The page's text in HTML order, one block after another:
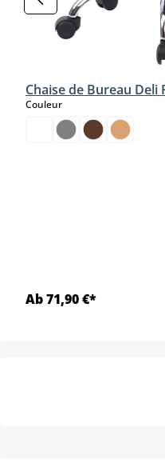
Chaise de Bureau Deli
Couleurselect
Ab 71,90 €*